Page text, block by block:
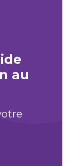
au